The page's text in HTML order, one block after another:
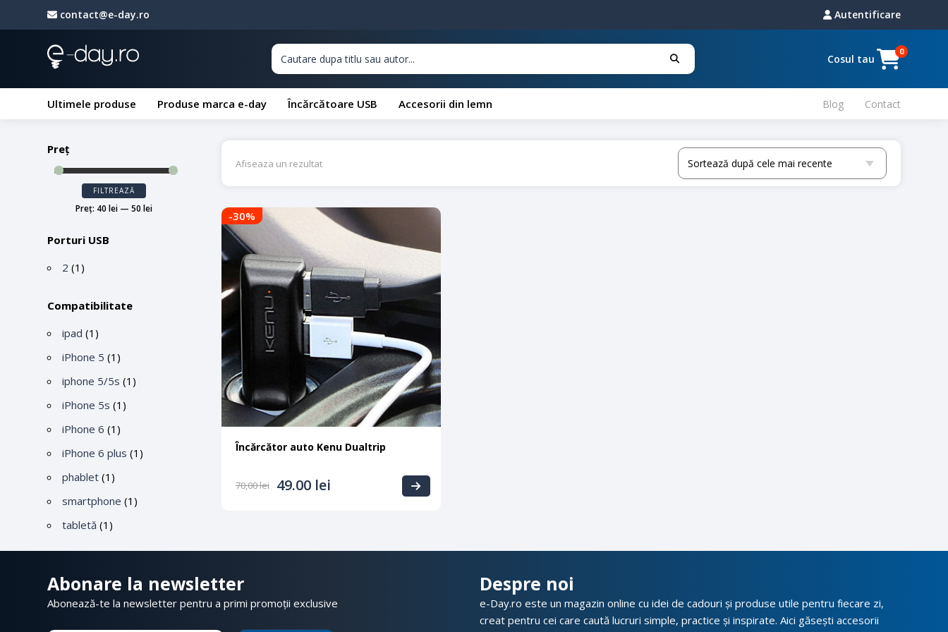
contact@e-day.ro Autentificare
Cosul tau
0
Ultimele produse Produse marca e-day Încărcătoare USB Accesorii din lemn Blog Contact
Preț
FILTREAZĂ
Preț: 40 lei —50 lei
Porturi USB
2 (1)
Compatibilitate
ipad (1)
iPhone 5 (1)
iphone 5/5s (1)
iPhone 5s (1)
iPhone 6 (1)
iPhone 6 plus (1)
phablet (1)
smartphone (1)
tabletă (1)
Afiseaza un rezultat
-30%
Încărcător auto Kenu Dualtrip
70,00lei 49.00 lei
Abonare la newsletter
Abonează-te la newsletter pentru a primi promoții exclusive
Despre noi
e-Day.ro este un magazin online cu idei de cadouri și produse utile pentru fiecare zi,
creat pentru cei care caută lucruri simple, practice și inspirate. Aici găsești accesorii